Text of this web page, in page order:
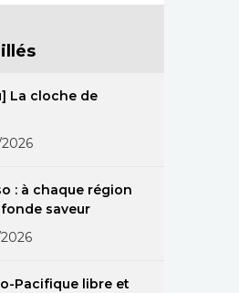
: à chaque région
saveur
Pacifique libre et